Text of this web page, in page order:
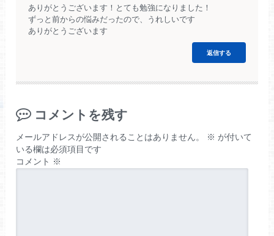
ありがとうございます！とても勉強になりました！
ずっと前からの悩みだったので、うれしいです
ありがとうございます
返信する
コメントを残す
メールアドレスが公開されることはありません。 ※ が付いて
いる欄は必須項目です
コメント ※